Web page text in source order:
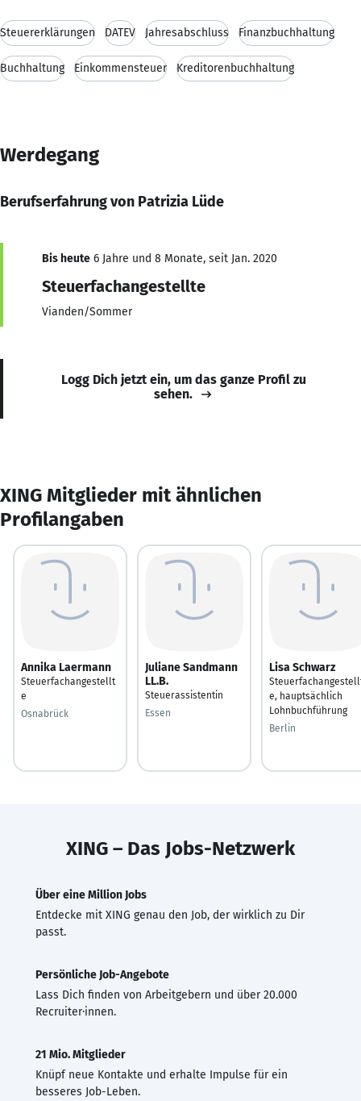
Steuererklärungen DATEV Jahresabschluss Finanzbuchhaltung
Buchhaltung Einkommensteuer Kreditorenbuchhaltung
Werdegang
Berufserfahrung von Patrizia Lüde
Bis heute 6 Jahre und 8 Monate, seit Jan. 2020
Steuerfachangestellte
Vianden/Sommer
Logg Dich jetzt ein, um das ganze Profil zu
sehen.
XING Mitglieder mit ähnlichen
Profilangaben
Annika Laermann
Steuerfachangestellt
e
Osnabrück
Juliane Sandmann
LL.B.
Steuerassistentin
Essen
Lisa Schwarz
e, hauptsächlich
Lohnbuchführung
Berlin
XING – Das Jobs-Netzwerk
Über eine Million Jobs
Entdecke mit XING genau den Job, der wirklich zu Dir
passt.
Persönliche Job-Angebote
Lass Dich finden von Arbeitgebern und über 20.000
Recruiter·innen.
21 Mio. Mitglieder
Knüpf neue Kontakte und erhalte Impulse für ein
besseres Job-Leben.